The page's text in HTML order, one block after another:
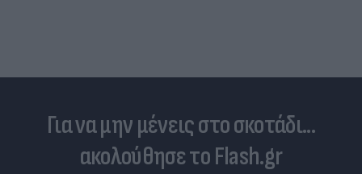
Για να μην μένεις στο σκοτάδι...
ακολούθησε το Flash.gr